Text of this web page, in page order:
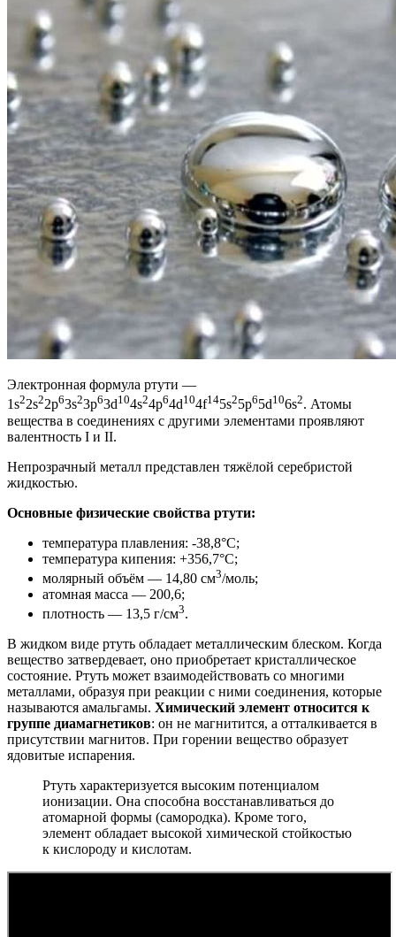
Электронная формула ртути —
1s22s22p63s23p63d104s24p64d104f145s25p65d106s2. Атомы
вещества в соединениях с другими элементами проявляют
валентность I и II.
Непрозрачный металл представлен тяжёлой серебристой
жидкостью.
Основные физические свойства ртути:
температура плавления: -38,8°C;
температура кипения: +356,7°C;
молярный объём — 14,80 см3/моль;
атомная масса — 200,6;
плотность — 13,5 г/см3.
В жидком виде ртуть обладает металлическим блеском. Когда
вещество затвердевает, оно приобретает кристаллическое
состояние. Ртуть может взаимодействовать со многими
металлами, образуя при реакции с ними соединения, которые
называются амальгамы. Химический элемент относится к
группе диамагнетиков: он не магнитится, а отталкивается в
присутствии магнитов. При горении вещество образует
ядовитые испарения.
Ртуть характеризуется высоким потенциалом
ионизации. Она способна восстанавливаться до
атомарной формы (самородка). Кроме того,
элемент обладает высокой химической стойкостью
к кислороду и кислотам.